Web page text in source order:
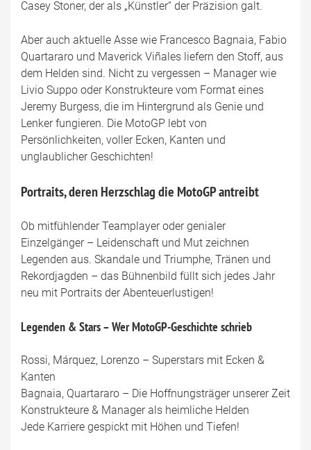
Casey Stoner, der als „Künstler“ der Präzision galt.
Aber auch aktuelle Asse wie Francesco Bagnaia, Fabio
Quartararo und Maverick Viñales liefern den Stoff, aus
dem Helden sind. Nicht zu vergessen – Manager wie
Livio Suppo oder Konstrukteure vom Format eines
Jeremy Burgess, die im Hintergrund als Genie und
Lenker fungieren. Die MotoGP lebt von
Persönlichkeiten, voller Ecken, Kanten und
unglaublicher Geschichten!
Portraits, deren Herzschlag die MotoGP antreibt
Ob mitfühlender Teamplayer oder genialer
Einzelgänger – Leidenschaft und Mut zeichnen
Legenden aus. Skandale und Triumphe, Tränen und
Rekordjagden – das Bühnenbild füllt sich jedes Jahr
neu mit Portraits der Abenteuerlustigen!
Legenden & Stars – Wer MotoGP-Geschichte schrieb
Rossi, Márquez, Lorenzo – Superstars mit Ecken &
Kanten
Bagnaia, Quartararo – Die Hoffnungsträger unserer Zeit
Konstrukteure & Manager als heimliche Helden
Jede Karriere gespickt mit Höhen und Tiefen!